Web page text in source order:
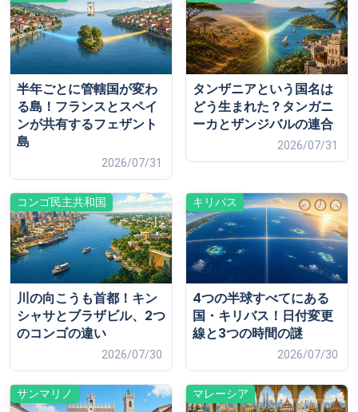
半年ごとに管轄国が変わ
る島！フランスとスペイ
ンが共有するフェザント
島
2026/07/31
タンザニアという国名は
どう生まれた？タンガニ
ーカとザンジバルの連合
2026/07/31
コンゴ民主共和国
川の向こうも首都！キン
シャサとブラザビル、2つ
のコンゴの違い
2026/07/30
キリバス
4つの半球すべてにある
国・キリバス！日付変更
線と3つの時間の謎
2026/07/30
サンマリノ マレーシア